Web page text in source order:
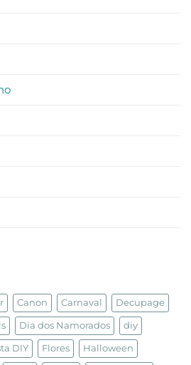
Canon Carnaval Decupage
Dia dos Namorados diy
DIY Flores Halloween